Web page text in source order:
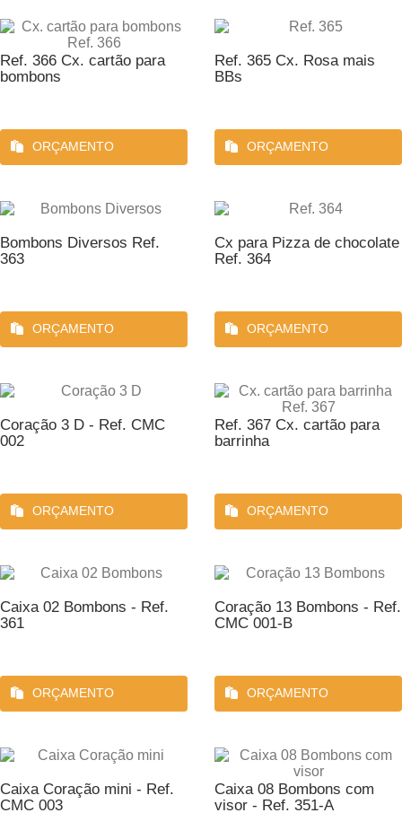
Ref. 366 Cx. cartão para
bombons
ORÇAMENTO
Ref. 365 Cx. Rosa mais
BBs
ORÇAMENTO
Bombons Diversos Ref.
363
ORÇAMENTO
Cx para Pizza de chocolate
Ref. 364
ORÇAMENTO
Coração 3 D - Ref. CMC
002
ORÇAMENTO
Ref. 367 Cx. cartão para
barrinha
ORÇAMENTO
Caixa 02 Bombons - Ref.
361
ORÇAMENTO
Coração 13 Bombons - Ref.
CMC 001-B
ORÇAMENTO
Caixa Coração mini - Ref.
CMC 003
Caixa 08 Bombons com
visor - Ref. 351-A